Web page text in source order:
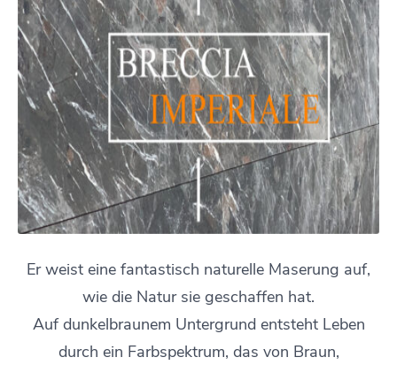
Er weist eine fantastisch naturelle Maserung auf,
wie die Natur sie geschaffen hat.
Auf dunkelbraunem Untergrund entsteht Leben
durch ein Farbspektrum, das von Braun,